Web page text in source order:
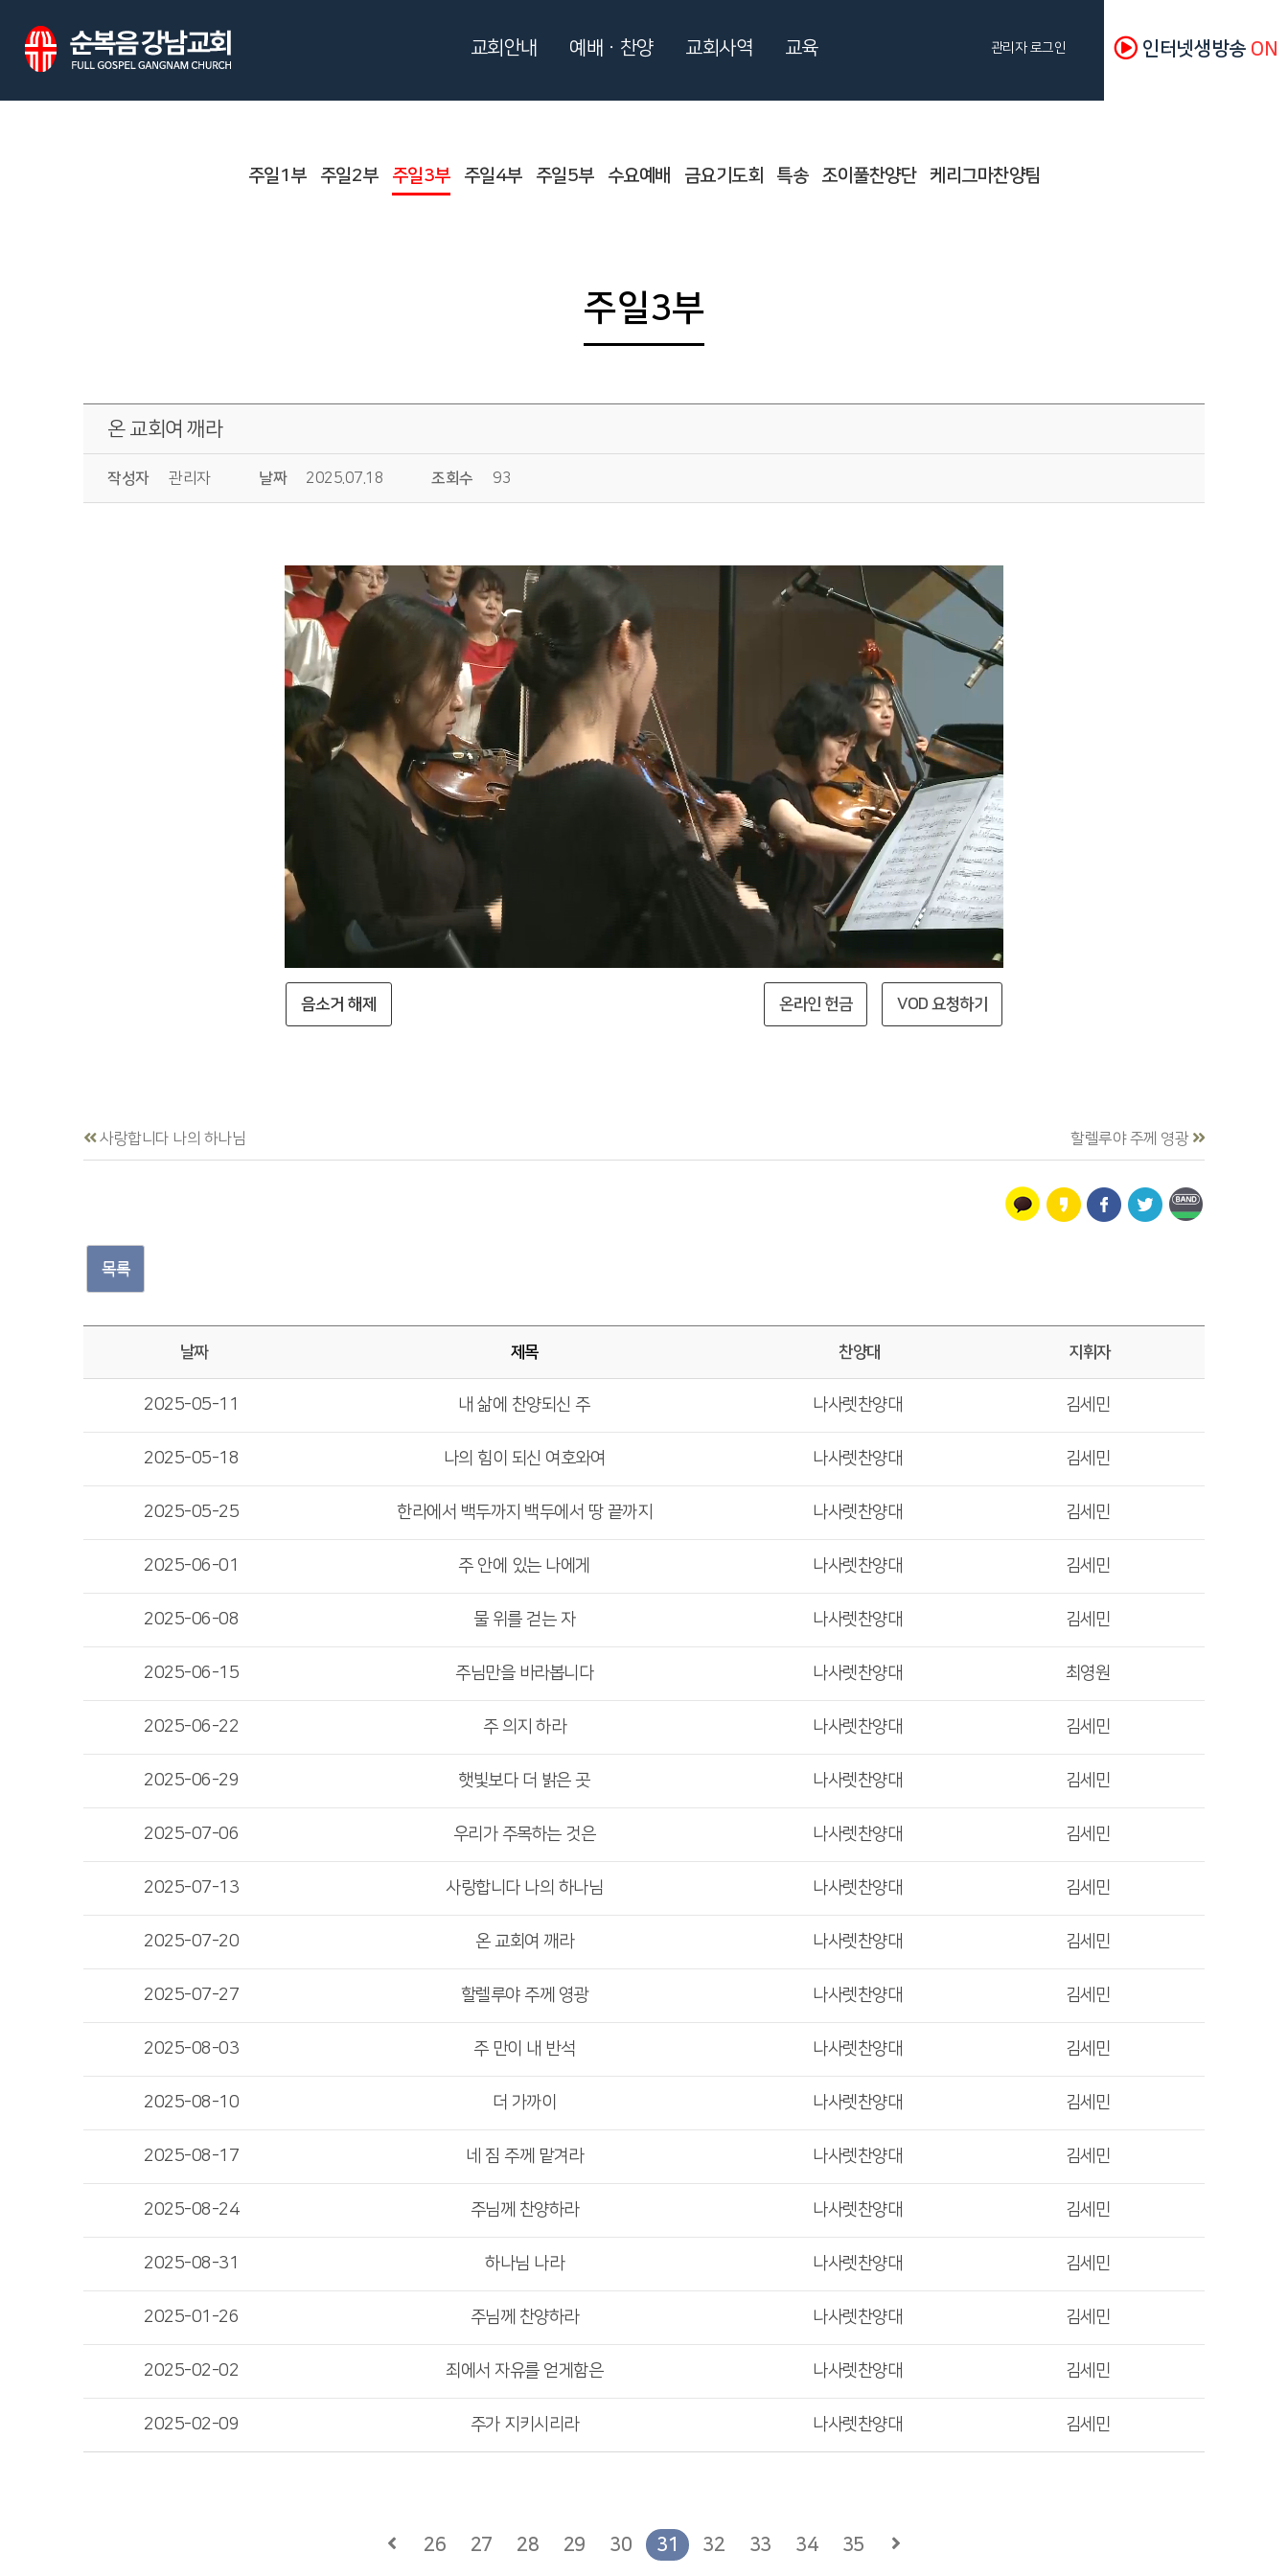
주일1부 주일2부 주일3부 주일4부 주일5부 수요예배 금요기도회 특송 조이풀찬양단 케리그마찬양팀
주일3부
온 교회여 깨라
작성자 관리자 날짜 2025.07.18 조회수 93
음소거 해제 VOD 요청하기
온라인 헌금
사랑합니다 나의 하나님 할렐루야 주께 영광
목록
날짜 제목 찬양대 지휘자
2025-05-11 내 삶에 찬양되신 주 나사렛찬양대 김세민
2025-05-18 나의 힘이 되신 여호와여 나사렛찬양대 김세민
2025-05-25 한라에서 백두까지 백두에서 땅 끝까지 나사렛찬양대 김세민
2025-06-01 주 안에 있는 나에게 나사렛찬양대 김세민
2025-06-08 물 위를 걷는 자 나사렛찬양대 김세민
2025-06-15 주님만을 바라봅니다 나사렛찬양대 최영원
2025-06-22 주 의지 하라 나사렛찬양대 김세민
2025-06-29 햇빛보다 더 밝은 곳 나사렛찬양대 김세민
2025-07-06 우리가 주목하는 것은 나사렛찬양대 김세민
2025-07-13 사랑합니다 나의 하나님 나사렛찬양대 김세민
2025-07-20 온 교회여 깨라 나사렛찬양대 김세민
2025-07-27 할렐루야 주께 영광 나사렛찬양대 김세민
2025-08-03 주 만이 내 반석 나사렛찬양대 김세민
2025-08-10 더 가까이 나사렛찬양대 김세민
2025-08-17 네 짐 주께 맡겨라 나사렛찬양대 김세민
2025-08-24 주님께 찬양하라 나사렛찬양대 김세민
2025-08-31 하나님 나라 나사렛찬양대 김세민
2025-01-26 주님께 찬양하라 나사렛찬양대 김세민
2025-02-02 죄에서 자유를 얻게함은 나사렛찬양대 김세민
2025-02-09 주가 지키시리라 나사렛찬양대 김세민
26 27 28 29 30 31 32 33 34 35
교회안내 예배ㆍ찬양 교회사역 교육 관리자 로그인 인터넷생방송 ON